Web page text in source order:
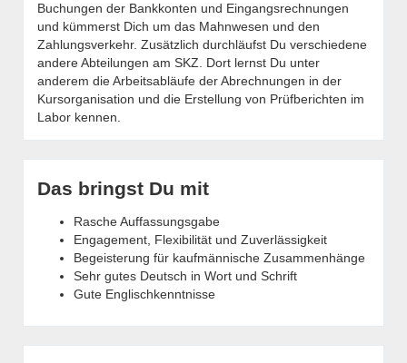
Buchungen der Bankkonten und Eingangsrechnungen
und kümmerst Dich um das Mahnwesen und den
Zahlungsverkehr. Zusätzlich durchläufst Du verschiedene
andere Abteilungen am SKZ. Dort lernst Du unter
anderem die Arbeitsabläufe der Abrechnungen in der
Kursorganisation und die Erstellung von Prüfberichten im
Labor kennen.
Das bringst Du mit
Rasche Auffassungsgabe
Engagement, Flexibilität und Zuverlässigkeit
Begeisterung für kaufmännische Zusammenhänge
Sehr gutes Deutsch in Wort und Schrift
Gute Englischkenntnisse